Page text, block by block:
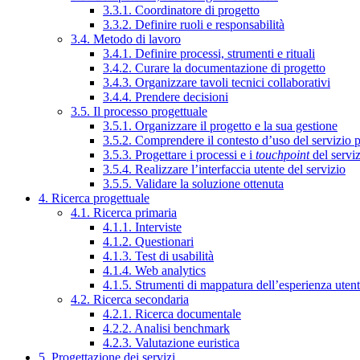
3.3.1. Coordinatore di progetto
3.3.2. Definire ruoli e responsabilità
3.4. Metodo di lavoro
3.4.1. Definire processi, strumenti e rituali
3.4.2. Curare la documentazione di progetto
3.4.3. Organizzare tavoli tecnici collaborativi
3.4.4. Prendere decisioni
3.5. Il processo progettuale
3.5.1. Organizzare il progetto e la sua gestione
3.5.2. Comprendere il contesto d’uso del servizio
3.5.3. Progettare i processi e i touchpointdel
3.5.4. Realizzare l’interfaccia utente del servizio
3.5.5. Validare la soluzione ottenuta
4. Ricerca progettuale
4.1. Ricerca primaria
4.1.1. Interviste
4.1.2. Questionari
4.1.3. Test di usabilità
4.1.4. Web analytics
4.1.5. Strumenti di mappatura dell’esperienza
4.2. Ricerca secondaria
4.2.1. Ricerca documentale
4.2.2. Analisi benchmark
4.2.3. Valutazione euristica
5. Progettazione dei servizi